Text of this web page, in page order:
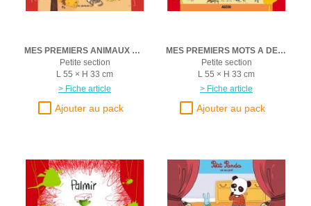
MES PREMIERS ANIMAUX A DECOUVRIR
Petite section
L 55 × H 33 cm
> Fiche article
MES PREMIERS MOTS A DECOUVRIR
Petite section
L 55 × H 33 cm
> Fiche article